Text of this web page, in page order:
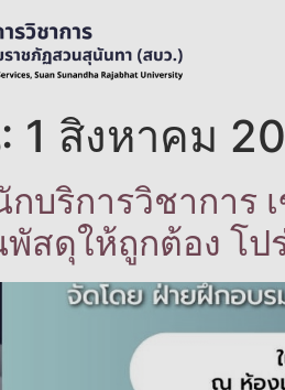
1 สิงหาคม
กบริการวิชาการ
พัสดุให้ถูกต้อง โป